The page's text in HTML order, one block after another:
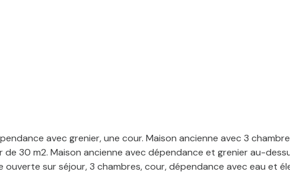
avec grenier, une cour. Maison ancienne avec 3
30 m2. Maison ancienne avec dépendance et grenier au-
sur séjour, 3 chambres, cour, dépendance avec eau et